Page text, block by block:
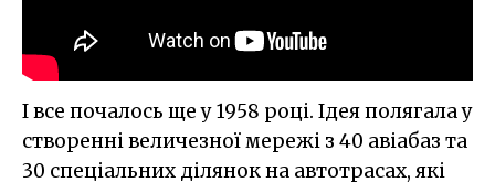
І все почалось ще у 1958 році. Ідея полягала у
створенні величезної мережі з 40 авіабаз та
30 спеціальних ділянок на автотрасах, які